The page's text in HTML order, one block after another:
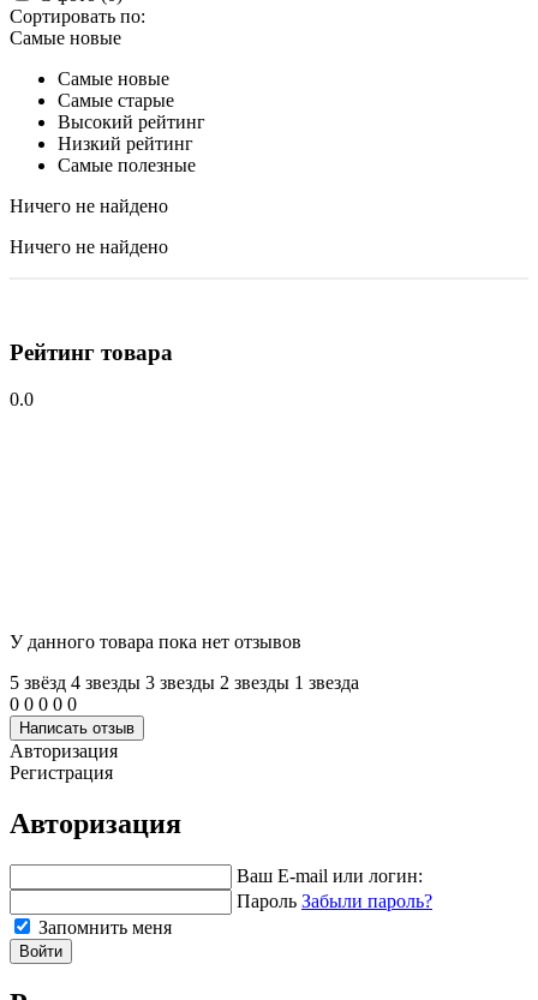
Сортировать по:
Самые новые
Самые новые
Самые старые
Высокий рейтинг
Низкий рейтинг
Самые полезные
Ничего не найдено
Ничего не найдено
Рейтинг товара
0.0
У данного товара пока нет отзывов
5 звёзд 4 звeзды 3 звeзды 2 звeзды 1 звeзда
0 0 0 0 0
Написать отзыв
Авторизация
Регистрация
Авторизация
Ваш E-mail или логин:
Пароль Забыли пароль?
Запомнить меня
Войти